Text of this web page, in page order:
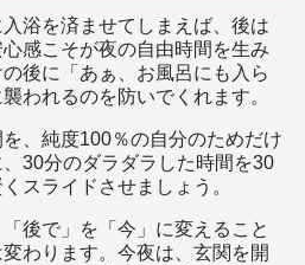
浴を済ませてしまえば、後は
感こそが夜の自由時間を生み
後に「あぁ、お風呂にも入ら
われるのを防いでくれます。
、純度100％の自分のためだけ
30分のダラダラした時間を30
スライドさせましょう。
後で」を「今」に変えること
わります。今夜は、玄関を開